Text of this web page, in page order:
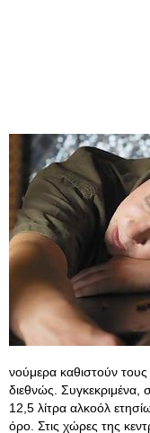
νούμερα καθιστούν
διεθνώς.
12,5 λίτρα αλκοόλ
όρο. Στις χώρες της